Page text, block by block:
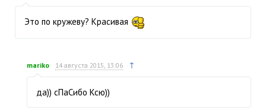
Это по кружеву? Красивая
mariko 14 августа 2015, 13:06 ↑
да)) сПаСибо Ксю))